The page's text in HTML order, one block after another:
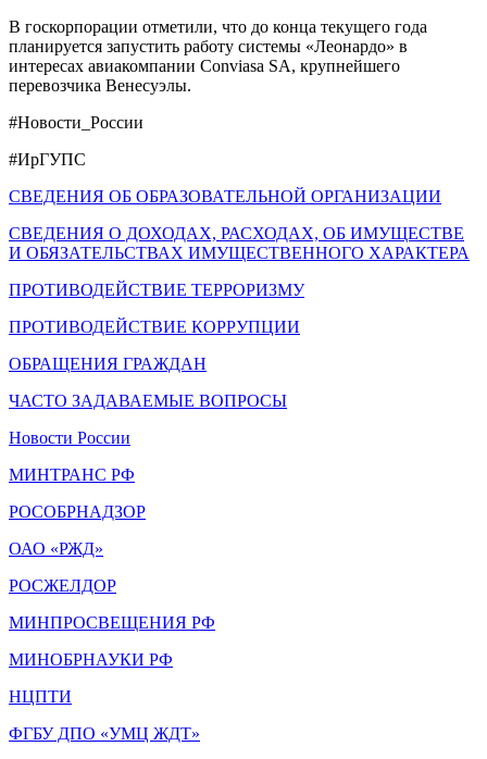
В госкорпорации отметили, что до конца текущего года
планируется запустить работу системы «Леонардо» в
интересах авиакомпании Conviasa SA, крупнейшего
перевозчика Венесуэлы.
#Новости_России
#ИрГУПС
СВЕДЕНИЯ ОБ ОБРАЗОВАТЕЛЬНОЙ ОРГАНИЗАЦИИ
СВЕДЕНИЯ О ДОХОДАХ, РАСХОДАХ, ОБ ИМУЩЕСТВЕ
И ОБЯЗАТЕЛЬСТВАХ ИМУЩЕСТВЕННОГО ХАРАКТЕРА
ПРОТИВОДЕЙСТВИЕ ТЕРРОРИЗМУ
ПРОТИВОДЕЙСТВИЕ КОРРУПЦИИ
ОБРАЩЕНИЯ ГРАЖДАН
ЧАСТО ЗАДАВАЕМЫЕ ВОПРОСЫ
Новости России
МИНТРАНС РФ
РОСОБРНАДЗОР
ОАО «РЖД»
РОСЖЕЛДОР
МИНПРОСВЕЩЕНИЯ РФ
МИНОБРНАУКИ РФ
НЦПТИ
ФГБУ ДПО «УМЦ ЖДТ»